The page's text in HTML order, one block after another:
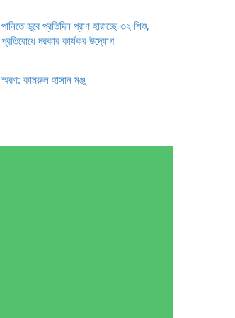
পানিতে ডুবে প্রতিদিন প্রাণ হারাচ্ছে ৩২ শিশু,
প্রতিরোধে দরকার কার্যকর উদ্যোগ
স্মরণ: কামরুল হাসান মঞ্জু